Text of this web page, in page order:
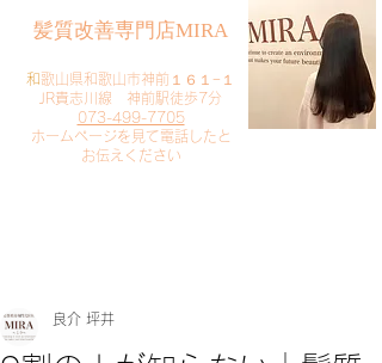
​髪質改善専門店MIRA
​和歌山県和歌山市神前１６１−１
JR貴志川線 神前駅徒歩7分
073-499-7705
​ホームページを見て電話したと
お伝えください
良介 坪井